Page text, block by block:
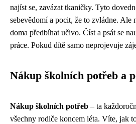
najíst se, zavázat tkaničky. Tyto
sebevědomí a pocit, že to zvládne. Ale
doma předbíhat učivo. Číst a psát se
práce. Pokud dítě samo neprojevuje
Nákup školních potřeb a
Nákup školních potřeb – ta
všechny rodiče koncem léta. Víte, jak